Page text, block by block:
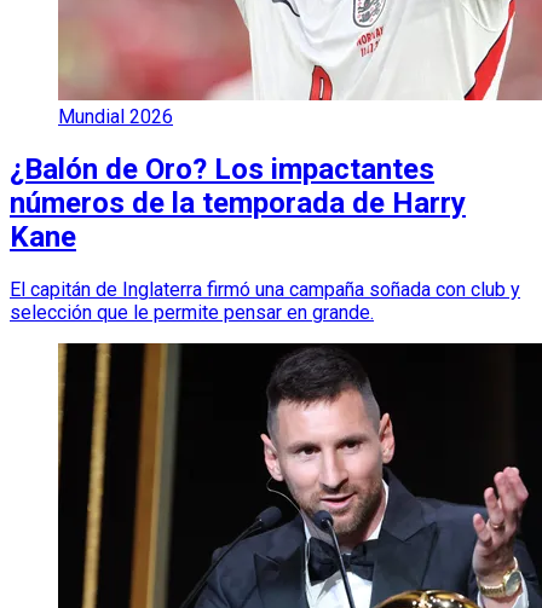
Mundial 2026
¿Balón de Oro? Los impactantes
números de la temporada de Harry
Kane
El capitán de Inglaterra firmó una campaña soñada con club y
selección que le permite pensar en grande.